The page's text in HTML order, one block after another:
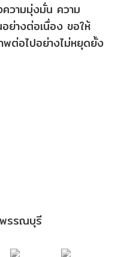
ความมุ่งมั่น ความ
ย่างต่อเนื่อง ขอให้
ต่อไปอย่างไม่หยุดยั้ง
พรรณบุรี